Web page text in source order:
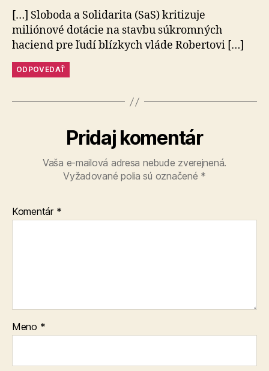
[…] Sloboda a Solidarita (SaS) kritizuje
miliónové dotácie na stavbu súkromných
haciend pre ľudí blízkych vláde Robertovi […]
ODPOVEDAŤ
Pridaj komentár
Vaša e-mailová adresa nebude zverejnená.
Vyžadované polia sú označené *
Komentár *
Meno *